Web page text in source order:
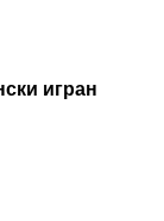
игран